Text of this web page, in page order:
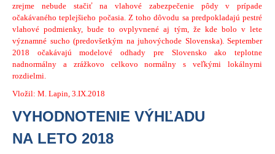
zrejme nebude stačiť na vlahové zabezpečenie pôdy v prípade
očakávaného teplejšieho počasia. Z toho dôvodu sa predpokladajú pestré
vlahové podmienky, bude to ovplyvnené aj tým, že kde bolo v lete
významné sucho (predovšetkým na juhovýchode Slovenska). September
2018 očakávajú modelové odhady pre Slovensko ako teplotne
nadnormálny a zrážkovo celkovo normálny s veľkými lokálnymi
rozdielmi.
Vložil: M. Lapin, 3.IX.2018
VYHODNOTENIE VÝHĽADU
NA LETO 2018